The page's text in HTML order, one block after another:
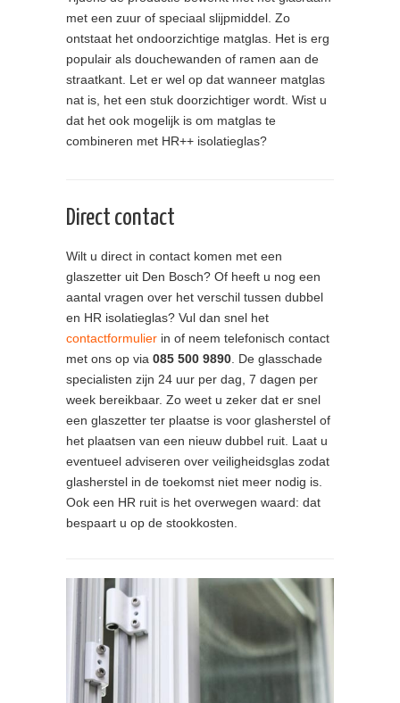
met een zuur of speciaal slijpmiddel. Zo
ontstaat het ondoorzichtige matglas. Het is erg
populair als douchewanden of ramen aan de
straatkant. Let er wel op dat wanneer matglas
nat is, het een stuk doorzichtiger wordt. Wist u
dat het ook mogelijk is om matglas te
combineren met HR++ isolatieglas?
Direct contact
Wilt u direct in contact komen met een
glaszetter uit Den Bosch? Of heeft u nog een
aantal vragen over het verschil tussen dubbel
en HR isolatieglas? Vul dan snel het
contactformulier in of neem telefonisch contact
met ons op via 085 500 9890. De glasschade
specialisten zijn 24 uur per dag, 7 dagen per
week bereikbaar. Zo weet u zeker dat er snel
een glaszetter ter plaatse is voor glasherstel of
het plaatsen van een nieuw dubbel ruit. Laat u
eventueel adviseren over veiligheidsglas zodat
glasherstel in de toekomst niet meer nodig is.
Ook een HR ruit is het overwegen waard: dat
bespaart u op de stookkosten.